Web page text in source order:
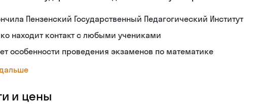
Пензенский Государственный Педагогический Институт
находит контакт с любыми учениками
особенности проведения экзаменов по математике
и цены